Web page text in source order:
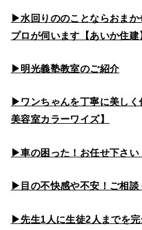
▶水回りののことならおまか
プロが伺います【あいか住建
▶明光義塾教室のご紹介
▶ワンちゃんを丁寧に美し
美容室カラーワイズ】
▶車の困った！お任せ下さい
▶目の不快感や不安！ご相談
▶先生1人に生徒2人までを